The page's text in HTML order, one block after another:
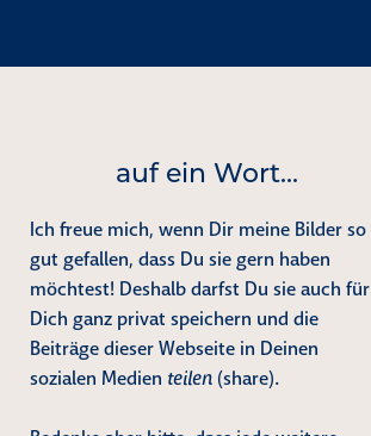
auf ein Wort...
Ich freue mich, wenn Dir meine Bilder so
gut gefallen, dass Du sie gern haben
möchtest! Deshalb darfst Du sie auch für
Dich ganz privat speichern und die
Beiträge dieser Webseite in Deinen
sozialen Medien teilen (share).